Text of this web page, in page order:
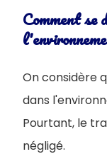
Comment se
On considère
dans
Pourtant, le
négligé.